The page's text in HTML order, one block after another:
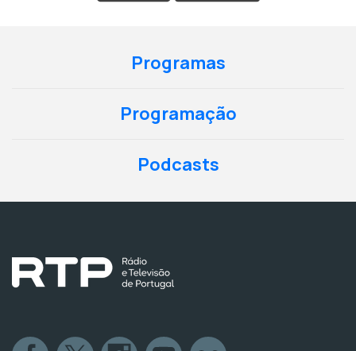
Programas
Programação
Podcasts